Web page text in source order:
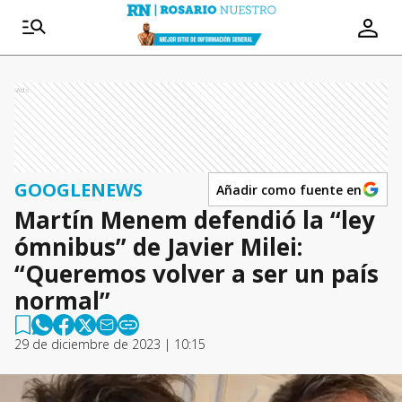
Ads
GOOGLENEWS Añadir como fuente en
Martín Menem defendió la “ley
ómnibus” de Javier Milei:
“Queremos volver a ser un país
normal”
29 de diciembre de 2023 | 10:15